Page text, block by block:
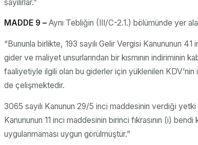
sayılırlar.”
MADDE 9 – Aynı Tebliğin (III/C-2.1.) bölümünde yer
“Bununla birlikte, 193 sayılı Gelir Vergisi Kanununun 41
gider ve maliyet unsurlarından bir kısmının
faaliyetiyle ilgili olan bu giderler için yüklenilen
de çelişmektedir.
3065 sayılı Kanunun 29/5 inci maddesinin verdiği yetki
Kanununun 11 inci maddesinin birinci fıkrasının (i)
uygulanmaması uygun görülmüştür.”